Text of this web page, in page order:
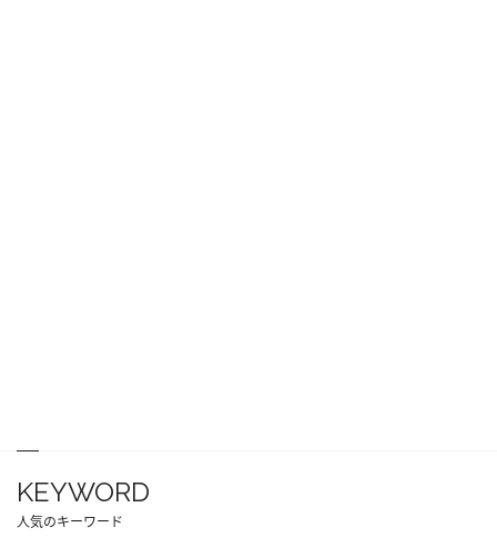
KEYWORD
人気のキーワード